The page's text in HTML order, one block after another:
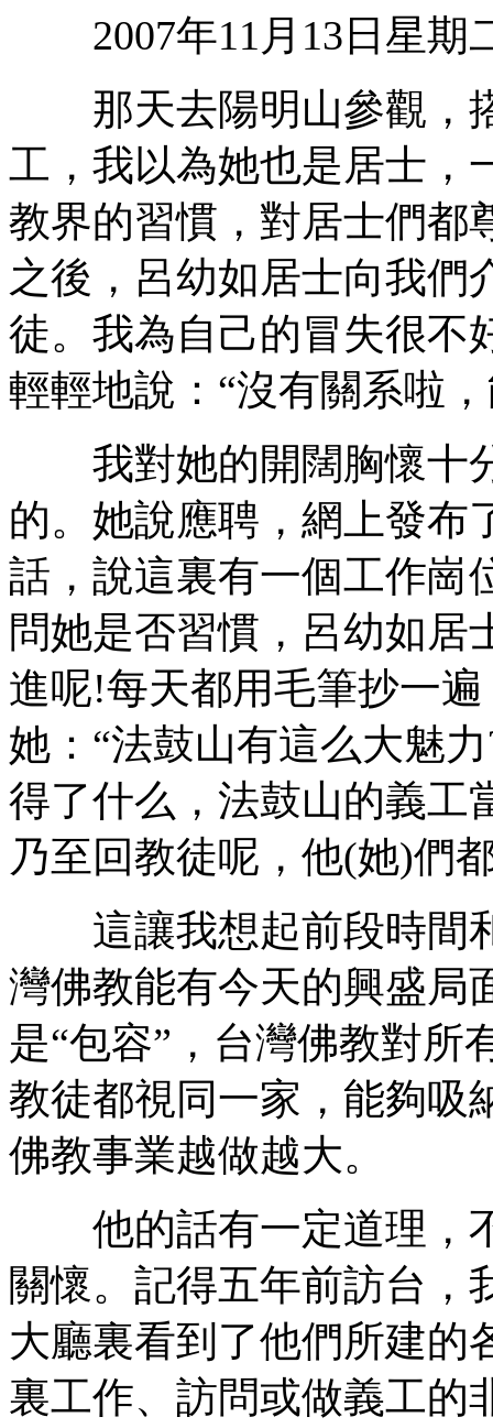
2007年11月13日星期
那天去陽明山參觀，
工，我以為她也是居士
教界的習慣，對居士們都
之後，呂幼如居士向我們
徒。我為自己的冒失很不
輕輕地說：“沒有關系啦
我對她的開闊胸懷十
的。她說應聘，網上發布
話，說這裏有一個工作崗
問她是否習慣，呂幼如居
進呢!每天都用毛筆抄一
她：“法鼓山有這么大魅
得了什么，法鼓山的義工
乃至回教徒呢，他(她)們
這讓我想起前段時間
灣佛教能有今天的興盛局
是“包容”，台灣佛教對所
教徒都視同一家，能夠吸
佛教事業越做越大。
他的話有一定道理，
關懷。記得五年前訪台，
大廳裏看到了他們所建的
裏工作、訪問或做義工的